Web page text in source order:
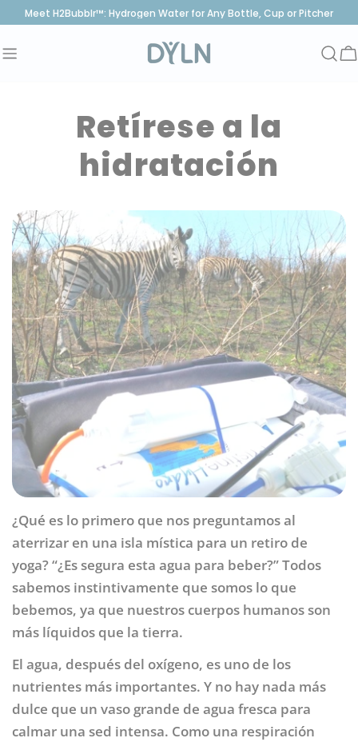
saltar
contenido
Meet H2Bubblr™: Hydrogen Water for Any Bottle, Cup or Pitcher
Retírese a la
hidratación
¿Qué es lo primero que nos preguntamos al
aterrizar en una isla mística para un retiro de
yoga? “¿Es segura esta agua para beber?” Todos
sabemos instintivamente que somos lo que
bebemos, ya que nuestros cuerpos humanos son
más líquidos que la tierra.
El agua, después del oxígeno, es uno de los
nutrientes más importantes. Y no hay nada más
dulce que un vaso grande de agua fresca para
calmar una sed intensa. Como una respiración